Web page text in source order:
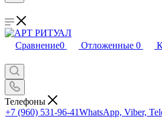
Сравнение0 Отложенные 0
Телефоны
+7 (960) 531-96-41WhatsApp, Viber,